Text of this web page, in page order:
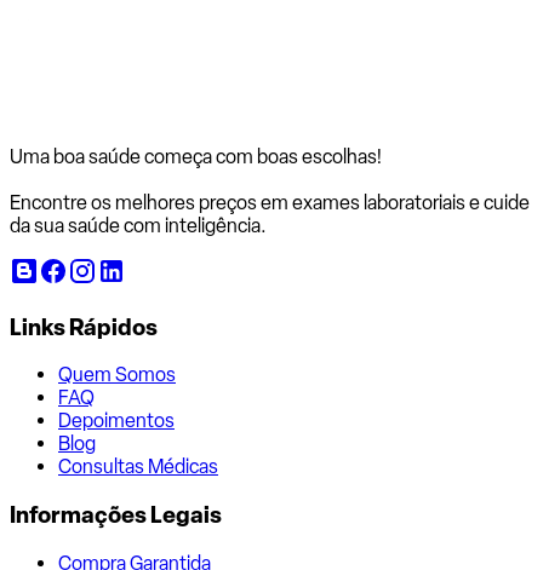
Uma boa saúde começa com boas escolhas!
Encontre os melhores preços em exames laboratoriais e cuide
da sua saúde com inteligência.
Links Rápidos
Quem Somos
FAQ
Depoimentos
Blog
Consultas Médicas
Informações Legais
Compra Garantida